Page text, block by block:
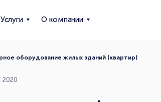
Услуги О компании
оборудование жилых зданий (квартир)
2020